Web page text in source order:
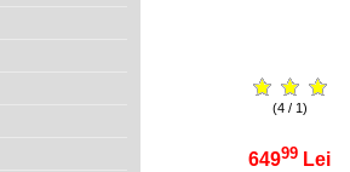
(4 / 1)
64999 Lei